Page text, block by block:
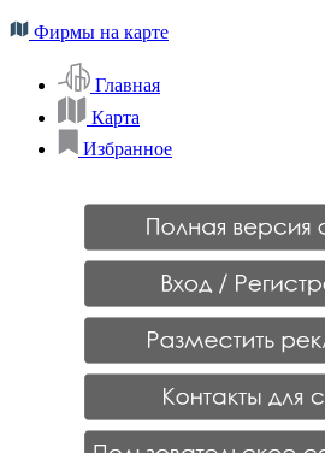
Фирмы на карте
Главная
Карта
Избранное